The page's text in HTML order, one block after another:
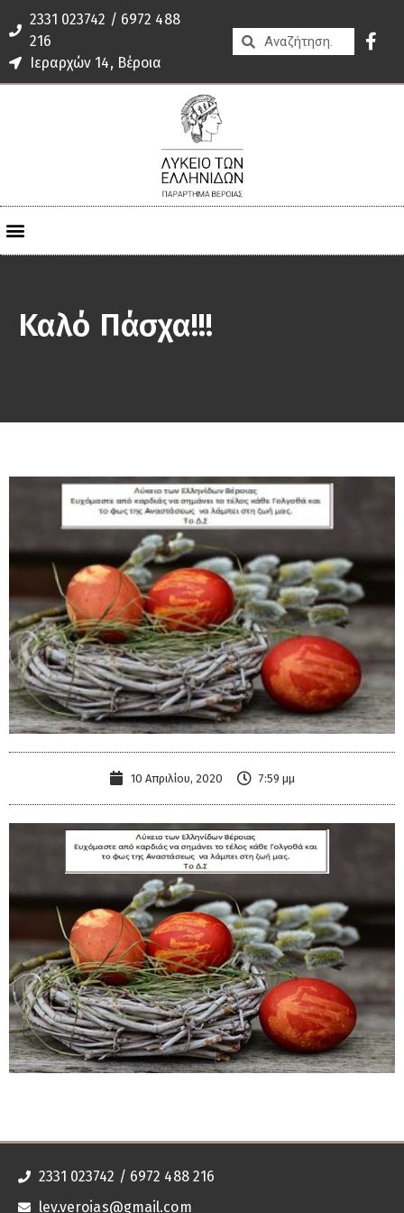
2331 023742 / 6972 488
216
Ιεραρχών 14, Βέροια
Καλό Πάσχα!!!
10 Απριλίου, 2020 7:59 μμ
2331 023742 / 6972 488 216
lev.veroias@gmail.com